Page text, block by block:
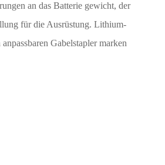
an das Batterie gewicht, der
für die Ausrüstung. Lithium-
Gabelstapler marken